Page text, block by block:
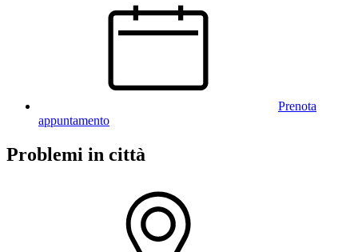
Prenota
appuntamento
Problemi in città